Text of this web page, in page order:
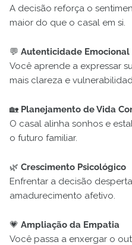
A decisão reforça o
maior do que o casal em si.
💬 Autenticidade Emocional
Você aprende a expressar
mais clareza e
🏡 Planejamento de Vida
O casal alinha sonhos e
o futuro familiar.
🌿 Crescimento Psicológico
Enfrentar a decisão
amadurecimento afetivo.
💗 Ampliação da Empatia
Você passa a enxergar o